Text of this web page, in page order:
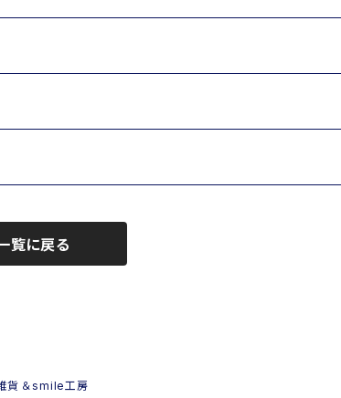
覧に戻る
貨 ＆smile工房